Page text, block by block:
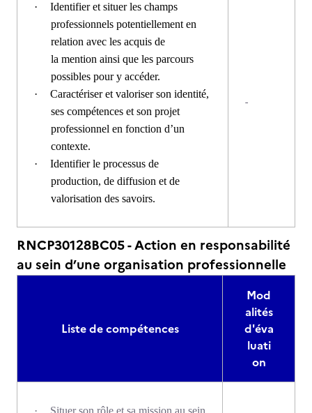
·
Identifier et situer les champs
professionnels potentiellement en
relation avec les acquis de
la mention ainsi que les parcours
possibles pour y accéder.
·
Caractériser et valoriser son identité,
ses compétences et son projet
professionnel en fonction d’un
contexte.
·
Identifier le processus de
production, de diffusion et de
valorisation des savoirs.
-
RNCP30128BC05 - Action en responsabilité
au sein d’une organisation professionnelle
Liste de compétences
Mod
alités
d'éva
luati
on
·
Situer son rôle et sa mission au sein